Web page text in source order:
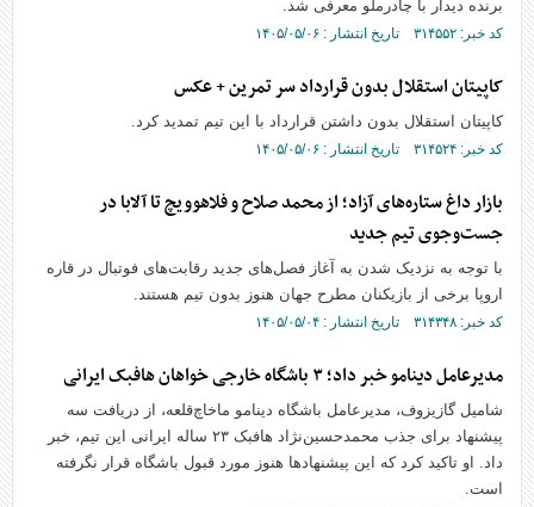
برنده دیدار با چادرملو معرفی شد.
کد خبر: ۳۱۴۵۵۲ تاریخ انتشار : ۱۴۰۵/۰۵/۰۶
کاپیتان استقلال بدون قرارداد سر تمرین + عکس
کاپیتان استقلال بدون داشتن قرارداد با این تیم تمدید کرد.
کد خبر: ۳۱۴۵۲۴ تاریخ انتشار : ۱۴۰۵/۰۵/۰۶
بازار داغ ستاره‌های آزاد؛ از محمد صلاح و فلاهوویچ تا آلابا در
جست‌وجوی تیم جدید
با توجه به نزدیک شدن به آغاز فصل‌های جدید رقابت‌های فوتبال در قاره
اروپا برخی از بازیکنان مطرح جهان هنوز بدون تیم هستند.
کد خبر: ۳۱۴۳۴۸ تاریخ انتشار : ۱۴۰۵/۰۵/۰۴
مدیرعامل دینامو خبر داد؛ ۳ باشگاه خارجی خواهان هافبک ایرانی
شامیل گازیزوف، مدیرعامل باشگاه دینامو ماخاچ‌قلعه، از دریافت سه
پیشنهاد برای جذب محمدحسین‌نژاد هافبک ۲۳ ساله ایرانی این تیم، خبر
داد. او تاکید کرد که این پیشنهادها هنوز مورد قبول باشگاه قرار نگرفته
است.